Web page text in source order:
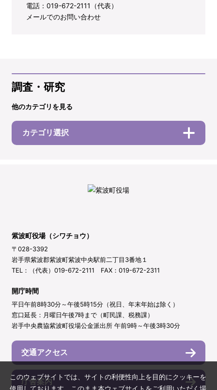
電話：019-672-2111（代表）
メールでのお問い合わせ
調査・研究
他のカテゴリを見る
カテゴリ選択
紫波町役場（シワチョウ）
〒028-3392
岩手県紫波郡紫波町紫波中央駅前二丁目3番地１
TEL：（代表）019-672-2111 FAX：019-672-2311
開庁時間
平日午前8時30分～午後5時15分（祝日、年末年始は除く）
窓口延長：月曜日午後7時まで（町民課、税務課）
岩手中央農協紫波町役場公金派出所 午前9時～午後3時30分
交通アクセス
庁舎案内
このウェブサイトでは、サイトの利便性向上を目的にクッキーを